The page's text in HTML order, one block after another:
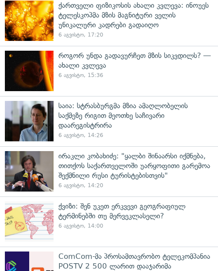
ქართველი ფიზიკოსის ახალი კვლევა: ინოუეს
ტელესკოპმა მზის მაგნიტური ველის
უნიკალური კადრები გადაიღო
6 აგვისტო, 17:20
როგორ უნდა გადავურჩეთ მზის სიკვდილს? —
ახალი კვლევა
6 აგვისტო, 15:36
საია: სტრასბურგმა მზია ამაღლობელის
საქმეზე რიგით მეოთხე საჩივარი
დაარეგისტრირა
6 აგვისტო, 14:26
ირაკლი კობახიძე: "ყალბი შინაარსი იქმნება,
თითქოს საქართველოში უარყოფითი გარემოა
შექმნილი რუსი ტურისტებისთვის"
6 აგვისტო, 14:20
ქვიზი: შენ უკეთ ერკვევი გეოგრაფიულ
ტერმინებში თუ მერვეკლასელი?
6 აგვისტო, 14:00
ComCom-მა პროსამთავრობო ტელეკომპანია
POSTV 2 500 ლარით დააჯარიმა